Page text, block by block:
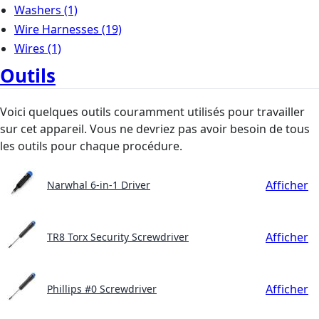
Washers (1)
Wire Harnesses (19)
Wires (1)
Outils
Voici quelques outils couramment utilisés pour travailler
sur cet appareil. Vous ne devriez pas avoir besoin de tous
les outils pour chaque procédure.
Narwhal 6-in-1 Driver Afficher
TR8 Torx Security Screwdriver Afficher
Phillips #0 Screwdriver Afficher